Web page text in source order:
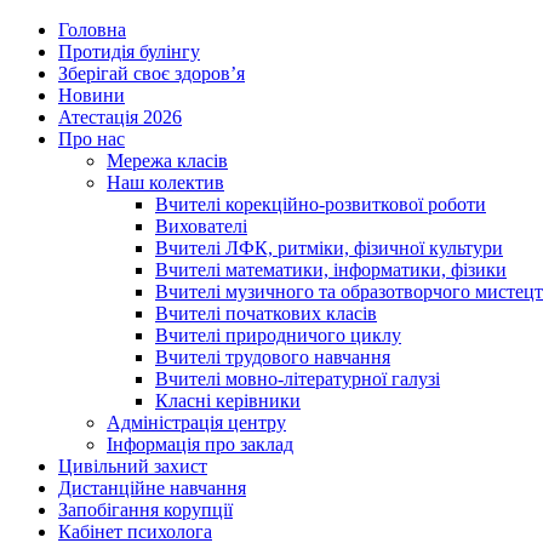
Головна
Протидія булінгу
Зберігай своє здоров’я
Новини
Атестація 2026
Про нас
Мережа класів
Наш колектив
Вчителі корекційно-розвиткової роботи
Вихователі
Вчителі ЛФК, ритміки, фізичної культури
Вчителі математики, інформатики, фізики
Вчителі музичного та образотворчого
Вчителі початкових класів
Вчителі природничого циклу
Вчителі трудового навчання
Вчителі мовно-літературної галузі
Класні керівники
Адміністрація центру
Інформація про заклад
Цивільний захист
Дистанційне навчання
Запобігання корупції
Кабінет психолога